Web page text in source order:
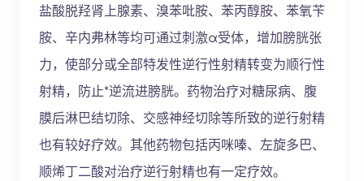
盐酸脱羟肾上腺素、溴苯吡胺、苯丙醇胺、苯氧苄
胺、辛内弗林等均可通过刺激α受体，增加膀胱张
力，使部分或全部特发性逆行性射精转变为顺行性
射精，防止*逆流进膀胱。药物治疗对糖尿病、腹
膜后淋巴结切除、交感神经切除等所致的逆行射精
也有较好疗效。其他药物包括丙咪嗪、左旋多巴、
顺烯丁二酸对治疗逆行射精也有一定疗效。